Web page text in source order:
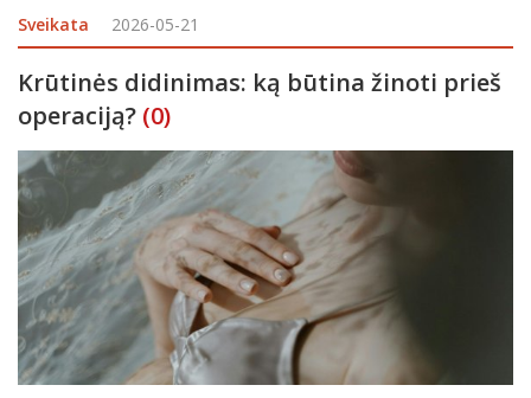
pasirūpinti apsauga nuo erkinio encefalito. Privalomojo
sveikatos draudimo fondo lėšomis nuo šios in
Sveikata 2026-05-21
Krūtinės didinimas: ką būtina žinoti prieš
operaciją? (0)